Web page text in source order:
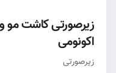
زیرصورتی کاشت مو
اکونومی
زیرصورتی